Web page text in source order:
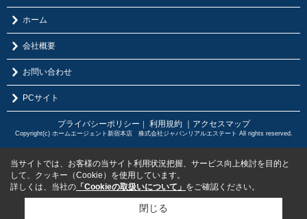
ホーム
会社概要
お問い合わせ
PCサイト
プライバシーポリシー 利用規約 ｜アクセスマップ
Copyright(c) ホームエージェント新宿本店 株式会社ジャパンリアルエステート All rights reserved.
当サイトでは、お客様の当サイト利用状況把握、サービス向上検討を目的と
して、クッキー（Cookie）を使用しています。
詳しくは、当社の 「Cookieの取扱いについて」 をご確認ください。
閉じる